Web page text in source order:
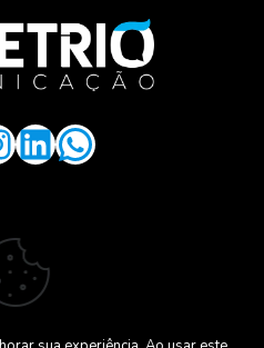
LinkedIn
WhatsApp
.